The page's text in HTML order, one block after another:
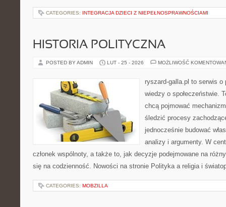
CATEGORIES: INTEGRACJA DZIECI Z NIEPEŁNOSPRAWNOŚCIAMI
HISTORIA POLITYCZNA
POSTED BY ADMIN LUT - 25 - 2026 MOŻLIWOŚĆ
ryszard-galla.pl to serwis
wiedzy o społeczeństwie.
chcą pojmować
śledzić procesy
jednocześnie budować
analizy i argumenty. W
członek wspólnoty, a także to, jak decyzje podejmowane na
się na codzienność. Nowości na stronie Polityka a religia i
CATEGORIES: MOBZILLA